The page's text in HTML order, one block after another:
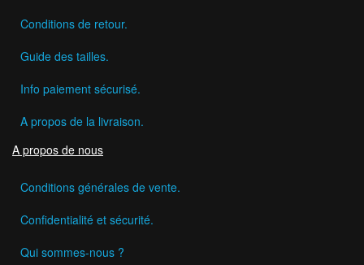
Conditions de retour.
Guide des tailles.
Info paiement sécurisé.
A propos de la livraison.
A propos de nous
Conditions générales de vente.
Confidentialité et sécurité.
Qui sommes-nous ?